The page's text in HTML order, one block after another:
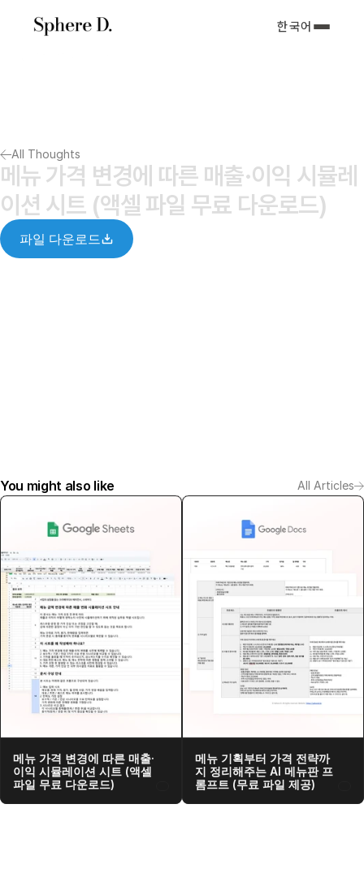
한국어
Notify me
All Thoughts
메뉴 가격 변경에 따른 매출·이익 시뮬레
이션 시트 (액셀 파일 무료 다운로드)
파일 다운로드
You might also like All Articles
메뉴 가격 변경에 따른 매출·
이익 시뮬레이션 시트 (액셀
파일 무료 다운로드)
메뉴 기획부터 가격 전략까
지 정리해주는 AI 메뉴판 프
롬프트 (무료 파일 제공)